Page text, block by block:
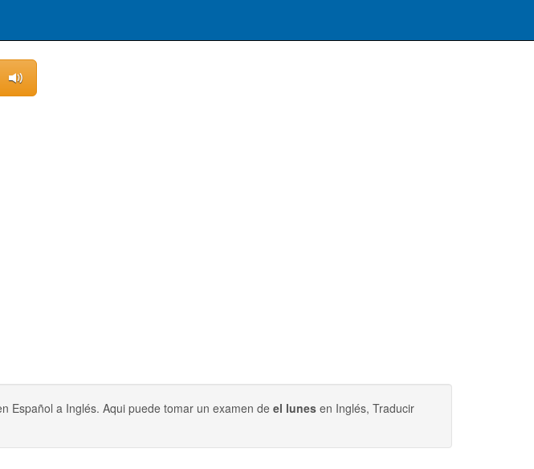
Español a Inglés. Aqui puede tomar un examen de el lunes en Inglés, Traducir